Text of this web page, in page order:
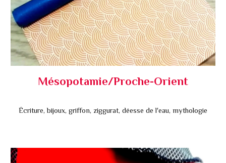
Mésopotamie/Proche-Orient
Écriture, bijoux, griffon, ziggurat, déesse de l'eau, mythologie